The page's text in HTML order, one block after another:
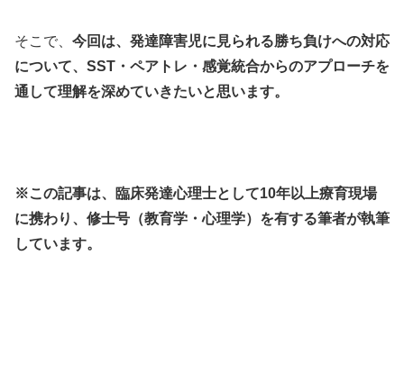
そこで、 今回は、発達障害児に見られる勝ち負けへの対応
について、SST・ペアトレ・感覚統合からのアプローチを
通して理解を深めていきたいと思います。
※この記事は、臨床発達心理士として10年以上療育現場
に携わり、修士号（教育学・心理学）を有する筆者が執筆
しています。